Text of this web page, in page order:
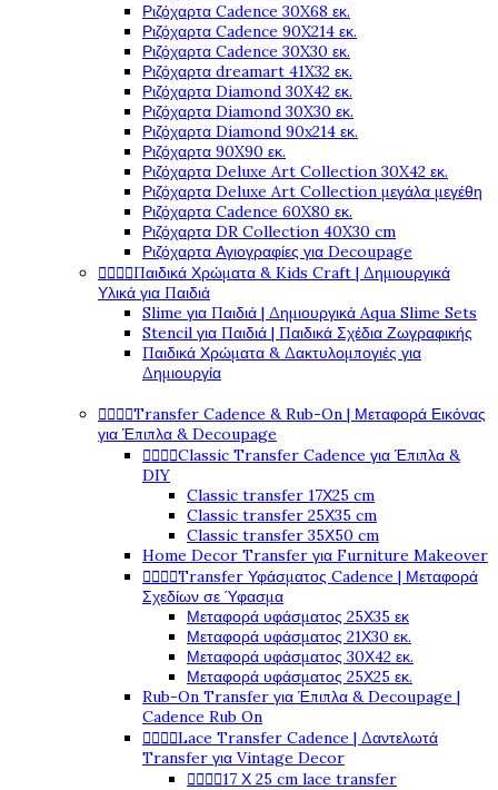
Ριζόχαρτα Cadence 30X68 εκ.
Ριζόχαρτα Cadence 90X214 εκ.
Ριζόχαρτα Cadence 30X30 εκ.
Ριζόχαρτα dreamart 41X32 εκ.
Ριζόχαρτα Diamond 30X42 εκ.
Ριζόχαρτα Diamond 30X30 εκ.
Ριζόχαρτα Diamond 90x214 εκ.
Ριζόχαρτα 90X90 εκ.
Ριζόχαρτα Deluxe Art Collection 30X42 εκ.
Ριζόχαρτα Deluxe Art Collection μεγάλα μεγέθη
Ριζόχαρτα Cadence 60X80 εκ.
Ριζόχαρτα DR Collection 40X30 cm
Ριζόχαρτα Αγιογραφίες για Decoupage
   Παιδικά Χρώματα & Kids Craft | Δημιουργικά
Υλικά για Παιδιά
Slime για Παιδιά | Δημιουργικά Aqua Slime Sets
Stencil για Παιδιά | Παιδικά Σχέδια Ζωγραφικής
Παιδικά Χρώματα & Δακτυλομπογιές για
Δημιουργία
   Transfer Cadence & Rub-On | Μεταφορά Εικόνας
για Έπιπλα & Decoupage
   Classic Transfer Cadence για Έπιπλα &
DIY
Classic transfer 17Χ25 cm
Classic transfer 25Χ35 cm
Classic transfer 35Χ50 cm
Home Decor Transfer για Furniture Makeover
   Transfer Υφάσματος Cadence | Μεταφορά
Σχεδίων σε Ύφασμα
Μεταφορά υφάσματος 25Χ35 εκ
Μεταφορά υφάσματος 21Χ30 εκ.
Μεταφορά υφάσματος 30Χ42 εκ.
Μεταφορά υφάσματος 25Χ25 εκ.
Rub-On Transfer για Έπιπλα & Decoupage |
Cadence Rub On
   Lace Transfer Cadence | Δαντελωτά
Transfer για Vintage Decor
   17 Χ 25 cm lace transfer